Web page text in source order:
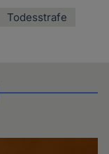
Todesstrafe